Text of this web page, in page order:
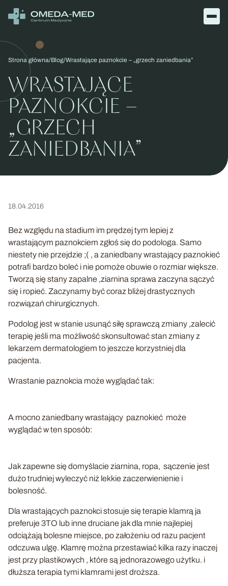
Strona główna Blog Wrastające paznokcie – „grzech zaniedbania”
WRASTAJĄCE
PAZNOKCIE –
„GRZECH
ZANIEDBANIA”
18.04.2016
Bez względu na stadium im prędzej tym lepiej z
wrastającym paznokciem zgłoś się do podologa. Samo
niestety nie przejdzie ;( , a zaniedbany wrastający paznokieć
potrafi bardzo boleć i nie pomoże obuwie o rozmiar większe.
Tworzą się stany zapalne ,ziarnina sprawa zaczyna sączyć
się i ropieć. Zaczynamy być coraz bliżej drastycznych
rozwiązań chirurgicznych.
Podolog jest w stanie usunąć siłę sprawczą zmiany ,zalecić
terapię jeśli ma możliwość skonsultować stan zmiany z
lekarzem dermatologiem to jeszcze korzystniej dla
pacjenta.
Wrastanie paznokcia może wyglądać tak:
A mocno zaniedbany wrastający paznokieć może
wyglądać w ten sposób:
Jak zapewne się domyślacie ziarnina, ropa, sączenie jest
dużo trudniej wyleczyć niż lekkie zaczerwienienie i
bolesność.
Dla wrastających paznokci stosuje się terapie klamrą ja
preferuje 3TO lub inne druciane jak dla mnie najlepiej
odciążają bolesne miejsce, po założeniu od razu pacjent
odczuwa ulgę. Klamrę można przestawiać kilka razy inaczej
jest przy plastikowych , które są jednorazowego użytku. i
dłuższa terapia tymi klamrami jest droższa.